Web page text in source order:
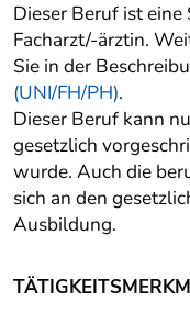
Dieser Beruf ist
Facharzt/-ärztin.
Sie in der
(UNI/FH/PH).
Dieser Beruf kann
gesetzlich
wurde. Auch die
sich an den
Ausbildung.